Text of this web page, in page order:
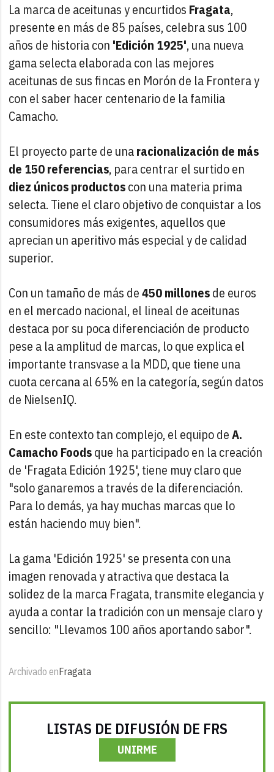
La marca de aceitunas y encurtidos Fragata,
presente en más de 85 países, celebra sus 100
años de historia con 'Edición 1925', una nueva
gama selecta elaborada con las mejores
aceitunas de sus fincas en Morón de la Frontera y
con el saber hacer centenario de la familia
Camacho.
El proyecto parte de unaracionalización de más
de 150 referencias, para centrar el surtido en
diez únicos productoscon una materia prima
selecta. Tiene el claro objetivo de conquistar a los
consumidores más exigentes, aquellos que
aprecian un aperitivo más especial y de calidad
superior.
Con un tamaño de más de450 millonesde euros
en el mercado nacional, el lineal de aceitunas
destaca por su poca diferenciación de producto
pese a la amplitud de marcas, lo que explica el
importante transvase a la MDD, que tiene una
cuota cercana al 65% en la categoría, según datos
de NielsenIQ.
En este contexto tan complejo, el equipo deA.
Camacho Foodsque ha participado en la creación
de 'Fragata Edición 1925', tiene muy claro que
"solo ganaremos a través de la diferenciación.
Para lo demás, ya hay muchas marcas que lo
están haciendo muy bien".
La gama 'Edición 1925' se presenta con una
imagen renovada y atractiva que destaca la
solidez de la marca Fragata, transmite elegancia y
ayuda a contar la tradición con un mensaje claro y
sencillo: "Llevamos 100 años aportando sabor".
Archivado enFragata
LISTAS DE DIFUSIÓN DE FRS
UNIRME